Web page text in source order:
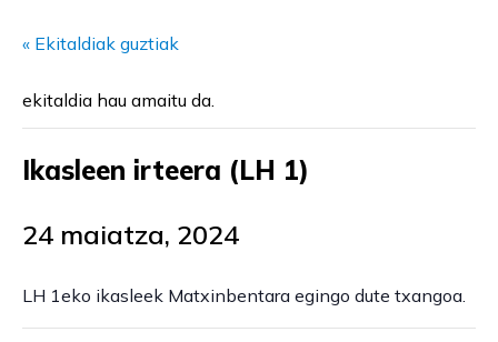
« Ekitaldiak guztiak
ekitaldia hau amaitu da.
Ikasleen irteera (LH 1)
24 maiatza, 2024
LH 1eko ikasleek Matxinbentara egingo dute txangoa.